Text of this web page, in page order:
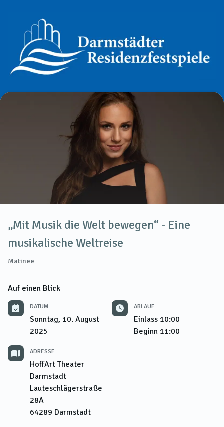
„Mit Musik die Welt bewegen“ - Eine
musikalische Weltreise
Matinee
Auf einen Blick
DATUM
Sonntag, 10. August
2025
ABLAUF
Einlass 10:00
Beginn 11:00
ADRESSE
HoffArt Theater
Darmstadt
Lauteschlägerstraße
28A
64289 Darmstadt